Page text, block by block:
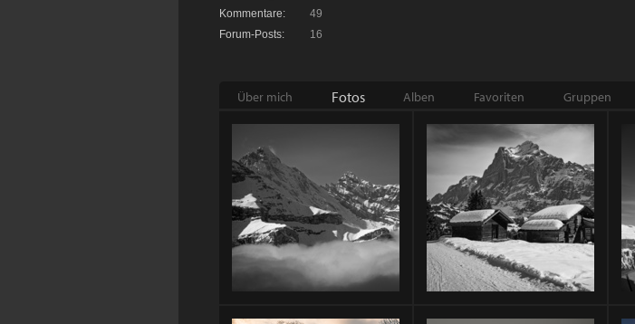
Kommentare:
49
Forum-Posts:
16
Über mich Fotos Alben Favoriten Gruppen